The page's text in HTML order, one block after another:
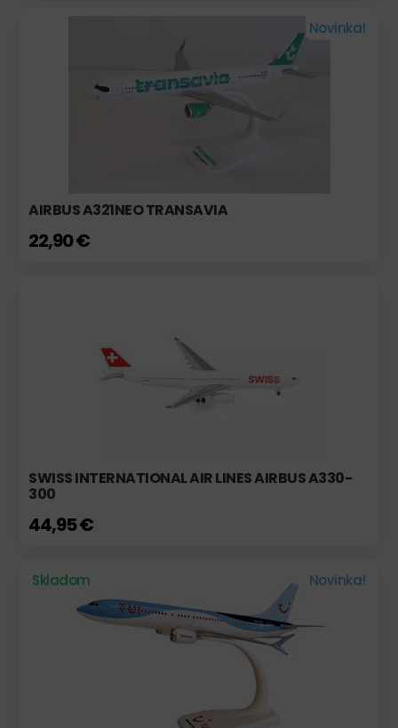
Novinka!
AIRBUS A321NEO TRANSAVIA
22,90 €
SWISS INTERNATIONAL AIR LINES AIRBUS A330-
300
44,95 €
Skladom Novinka!